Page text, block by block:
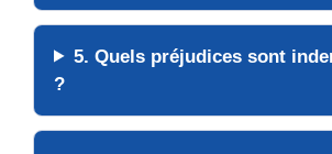
5. Quels préjudices sont
?